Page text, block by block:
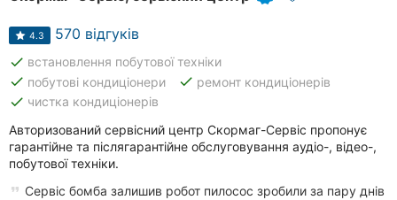
4.3 570 відгуків
done встановлення побутової техніки
done побутові кондиціонери done ремонт кондиціонерів
done чистка кондиціонерів
Авторизований сервісний центр Скормаг-Сервіс пропонує
гарантійне та післягарантійне обслуговування аудіо-, відео-,
побутової техніки.
Сервіс бомба залишив робот пилосос зробили за пару днів